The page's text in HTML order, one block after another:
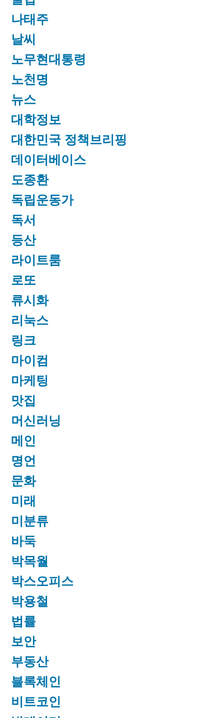
나태주
날씨
노무현대통령
노천명
뉴스
대학정보
대한민국 정책브리핑
데이터베이스
도종환
독립운동가
독서
등산
라이트룸
로또
류시화
리눅스
링크
마이컴
마케팅
맛집
머신러닝
메인
명언
문화
미래
미분류
바둑
박목월
박스오피스
박용철
법률
보안
부동산
블록체인
비트코인